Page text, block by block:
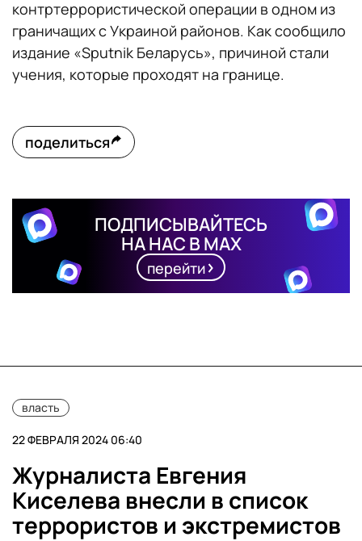
контртеррористической операции в одном из
граничащих с Украиной районов. Как сообщило
издание «Sputnik Беларусь», причиной стали
учения, которые проходят на границе.
поделиться
ПОДПИСЫВАЙТЕСЬ
НА НАС В MAX
перейти
власть
22 ФЕВРАЛЯ 2024 06:40
Журналиста Евгения
Киселева внесли в список
террористов и экстремистов